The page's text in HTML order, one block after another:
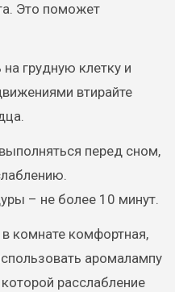
Это поможет
грудную клетку и
втирайте
перед сном,
– не более 10 минут.
комнате комфортная,
аромалампу
расслабление